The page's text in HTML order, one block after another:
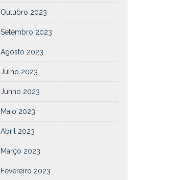
Outubro 2023
Setembro 2023
Agosto 2023
Julho 2023
Junho 2023
Maio 2023
Abril 2023
Março 2023
Fevereiro 2023